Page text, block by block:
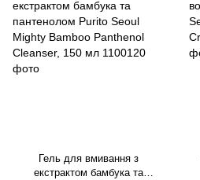
Гель для вмивання з
екстрактом бамбука та